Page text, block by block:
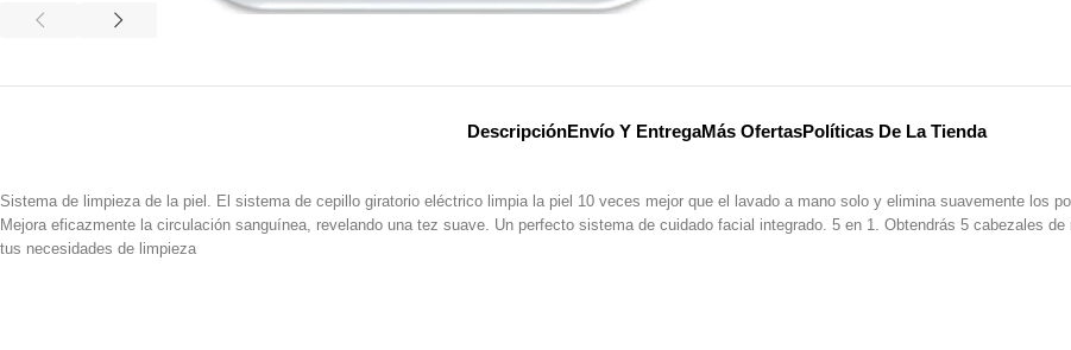
DescripciónEnvío Y EntregaMás OfertasPolíticas De La Tienda
Sistema de limpieza de la piel. El sistema de cepillo giratorio eléctrico limpia la piel 10 veces mejor que el lavado a mano solo y elimina suavemente los
Mejora eficazmente la circulación sanguínea, revelando una tez suave. Un perfecto sistema de cuidado facial integrado. 5 en 1. Obtendrás 5 cabezales
tus necesidades de limpieza